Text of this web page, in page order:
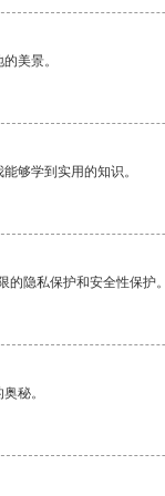
美景。
够学到实用的知识。
的隐私保护和安全性保护
秘。